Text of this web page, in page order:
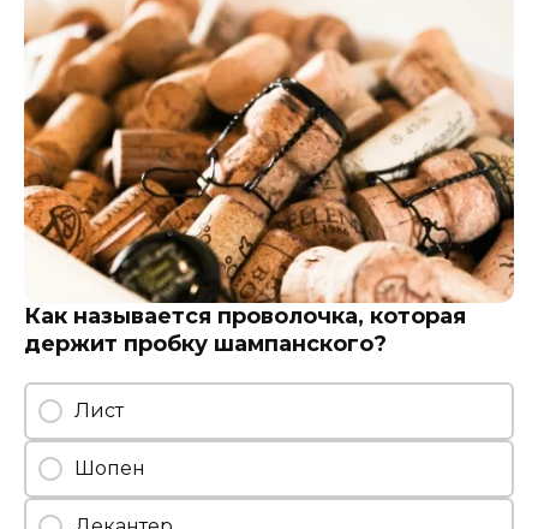
Как называется проволочка, которая
держит пробку шампанского?
Лист
Шопен